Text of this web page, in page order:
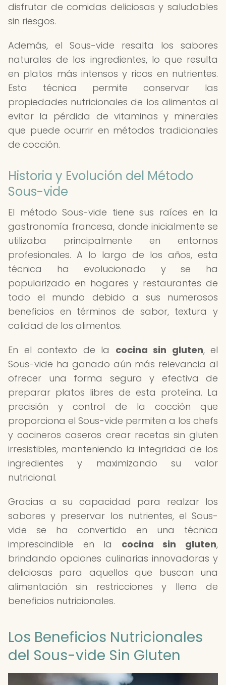
disfrutar de comidas deliciosas y saludables
sin riesgos.
Además, el Sous-vide resalta los sabores
naturales de los ingredientes, lo que resulta
en platos más intensos y ricos en nutrientes.
Esta técnica permite conservar las
propiedades nutricionales de los alimentos al
evitar la pérdida de vitaminas y minerales
que puede ocurrir en métodos tradicionales
de cocción.
Historia y Evolución del Método
Sous-vide
El método Sous-vide tiene sus raíces en la
gastronomía francesa, donde inicialmente se
utilizaba principalmente en entornos
profesionales. A lo largo de los años, esta
técnica ha evolucionado y se ha
popularizado en hogares y restaurantes de
todo el mundo debido a sus numerosos
beneficios en términos de sabor, textura y
calidad de los alimentos.
En el contexto de la cocina sin gluten, el
Sous-vide ha ganado aún más relevancia al
ofrecer una forma segura y efectiva de
preparar platos libres de esta proteína. La
precisión y control de la cocción que
proporciona el Sous-vide permiten a los chefs
y cocineros caseros crear recetas sin gluten
irresistibles, manteniendo la integridad de los
ingredientes y maximizando su valor
nutricional.
Gracias a su capacidad para realzar los
sabores y preservar los nutrientes, el Sous-
vide se ha convertido en una técnica
imprescindible en la cocina sin gluten,
brindando opciones culinarias innovadoras y
deliciosas para aquellos que buscan una
alimentación sin restricciones y llena de
beneficios nutricionales.
Los Beneficios Nutricionales
del Sous-vide Sin Gluten